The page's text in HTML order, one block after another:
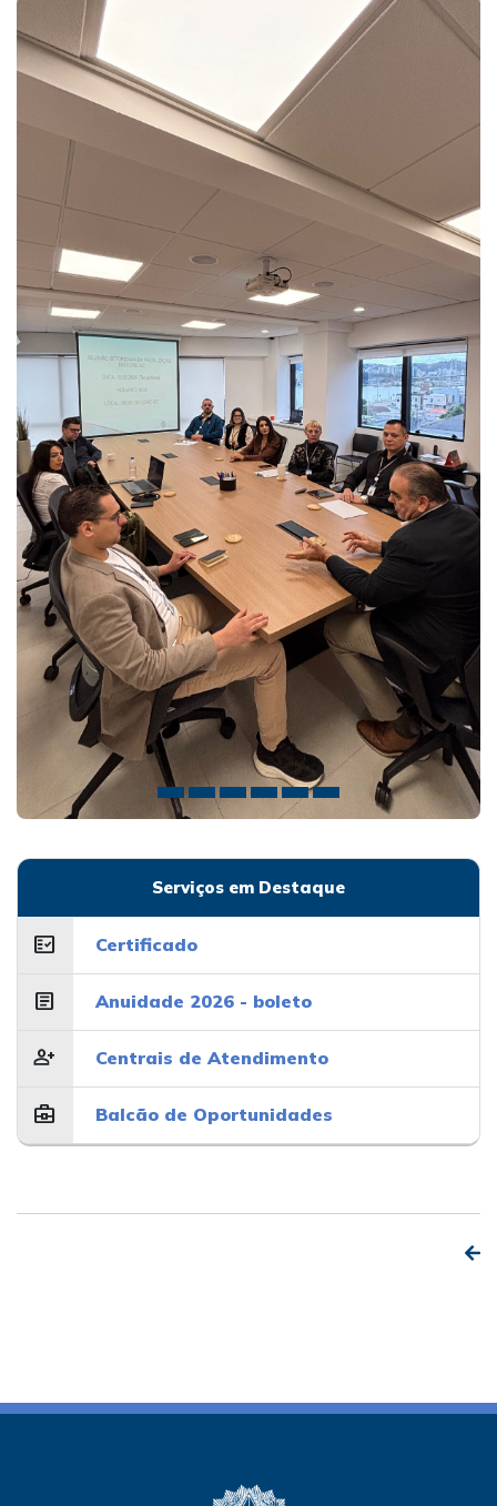
PREV
Serviços em Destaque
fact_check Certificado
article Anuidade 2026 - boleto
person_add Centrais de Atendimento
business_center Balcão de Oportunidades